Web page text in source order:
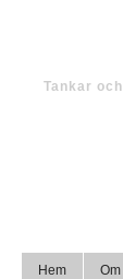
Tankar
Hem